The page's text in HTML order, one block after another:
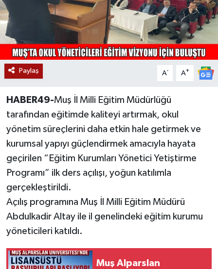
Paylaş A- A+
HABER49-Muş İl Milli Eğitim Müdürlüğü
tarafından eğitimde kaliteyi artırmak, okul
yönetim süreçlerini daha etkin hale getirmek ve
kurumsal yapıyı güçlendirmek amacıyla hayata
geçirilen “Eğitim Kurumları Yönetici Yetiştirme
Programı” ilk ders açılışı, yoğun katılımla
gerçekleştirildi.
Açılış programına Muş İl Milli Eğitim Müdürü
Abdulkadir Altay ile il genelindeki eğitim kurumu
yöneticileri katıldı.
Muş Alparslan
Hasköy
Korkut
Bulanık
Malazgirt